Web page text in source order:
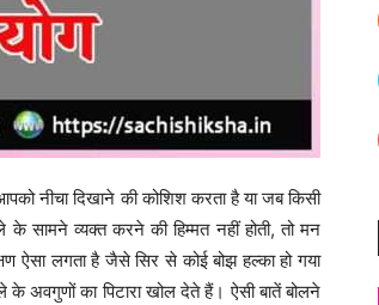
नीचा दिखाने की कोशिश करता है या जब किसी
सामने व्यक्त करने की हिम्मत नहीं होती, तो मन
ऐसा लगता है जैसे सिर से कोई बोझ हल्का हो गया
अवगुणों का पिटारा खोल देते हैं। ऐसी बातें बोलने